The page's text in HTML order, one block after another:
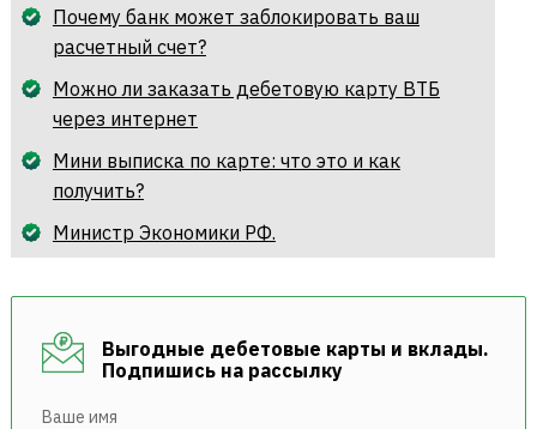
Почему банк может заблокировать ваш
расчетный счет?
Можно ли заказать дебетовую карту ВТБ
через интернет
Мини выписка по карте: что это и как
получить?
Министр Экономики РФ.
Выгодные дебетовые карты и вклады.
Подпишись на рассылку
Ваше имя